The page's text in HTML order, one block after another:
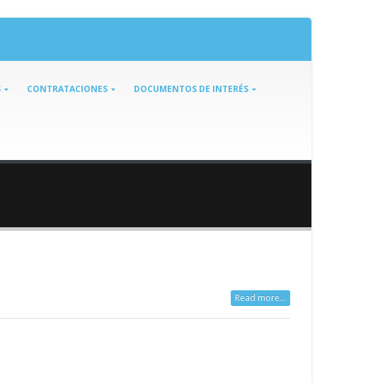
CONTRATACIONES DOCUMENTOS DE INTERÉS
Read more...